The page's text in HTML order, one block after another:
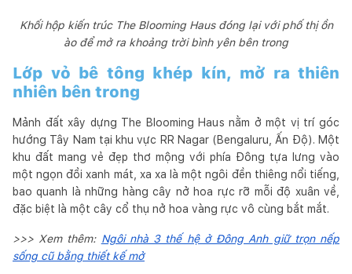
Khối hộp kiến trúc The Blooming Haus đóng lại với phố thị ồn
ào để mở ra khoảng trời bình yên bên trong
Lớp vỏ bê tông khép kín, mở ra thiên
nhiên bên trong
Mảnh đất xây dựng The Blooming Haus nằm ở một vị trí góc
hướng Tây Nam tại khu vực RR Nagar (Bengaluru, Ấn Độ). Một
khu đất mang vẻ đẹp thơ mộng với phía Đông tựa lưng vào
một ngọn đồi xanh mát, xa xa là một ngôi đền thiêng nổi tiếng,
bao quanh là những hàng cây nở hoa rực rỡ mỗi độ xuân về,
đặc biệt là một cây cổ thụ nở hoa vàng rực vô cùng bắt mắt.
>>> Xem thêm: Ngôi nhà 3 thế hệ ở Đông Anh giữ trọn nếp
sống cũ bằng thiết kế mở